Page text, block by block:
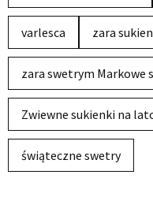
varlesca zara
zara swetrym Markowe
Zwiewne sukienki na
świąteczne swetry